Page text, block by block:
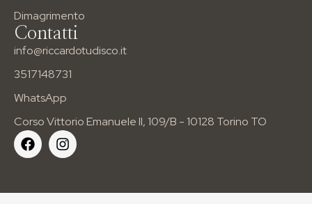
Dimagrimento
Contatti
info@riccardotudisco.it
3517148731
WhatsApp
Corso Vittorio Emanuele II, 109/B - 10128 Torino TO